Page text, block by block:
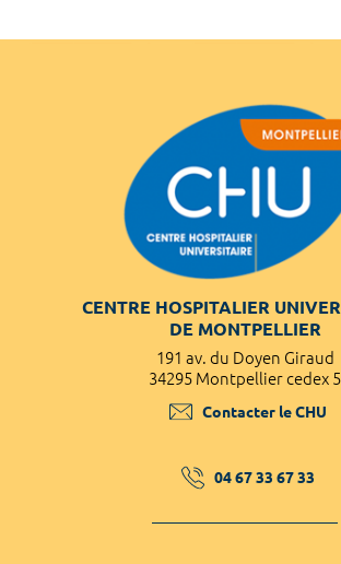
CENTRE HOSPITALIER
DE MONTPELLIER
191 av. du Doyen Giraud
34295 Montpellier cedex 5
Contacter le CHU
04 67 33 67 33